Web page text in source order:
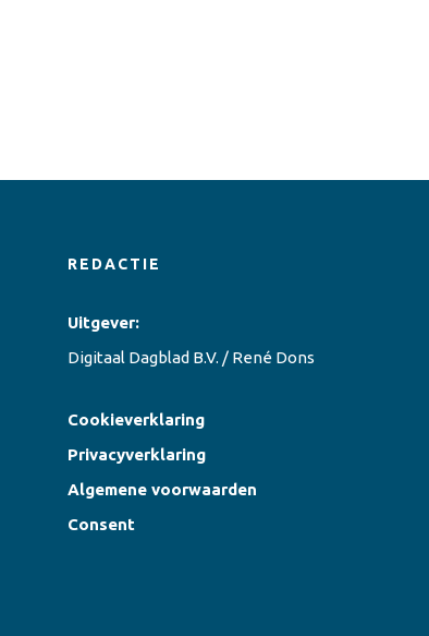
REDACTIE
Uitgever:
Digitaal Dagblad B.V. / René Dons
Cookieverklaring
Privacyverklaring
Algemene voorwaarden
Consent